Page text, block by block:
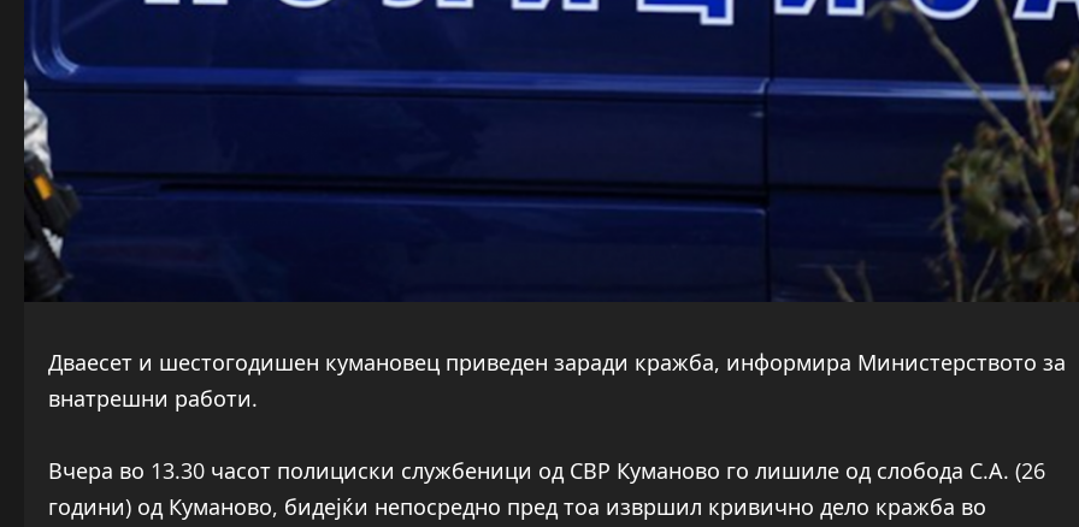
Дваесет и шестогодишен кумановец приведен заради кражба, информира Министерството за
внатрешни работи.
Вчера во 13.30 часот полициски службеници од СВР Куманово го лишиле од слобода С.А. (26
години) од Куманово, бидејќи непосредно пред тоа извршил кривично дело кражба во